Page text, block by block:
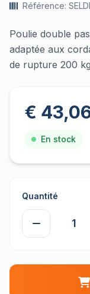
Référence:
Poulie double
adaptée aux
de rupture 200
€
En stock
Quantité